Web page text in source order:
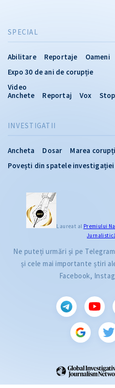
INVESTIGATII
Ancheta Dosar
Marea
Povești din spatele investigației
SPECIAL
Abilitare Reportaje Oameni
Expo 30 de ani de corupție
Video
Anchete
Reportaj Vox
Laureat al Premiului
Ne puteți urmări și pe
și cele mai importante știri
Facebook,